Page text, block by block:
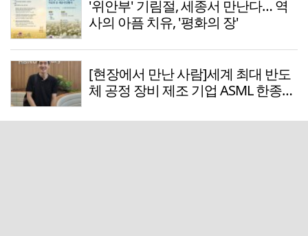
'위안부' 기림절, 세종서 만난다… 역
사의 아픔 치유, '평화의 장'
[현장에서 만난 사람]세계 최대 반도
체 공정 장비 제조 기업 ASML 한종호